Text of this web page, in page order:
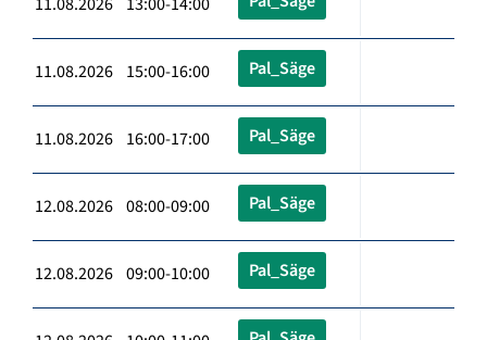
11.08.2026 15:00-16:00 Pal_Säge
11.08.2026 16:00-17:00 Pal_Säge
12.08.2026 08:00-09:00 Pal_Säge
12.08.2026 09:00-10:00 Pal_Säge